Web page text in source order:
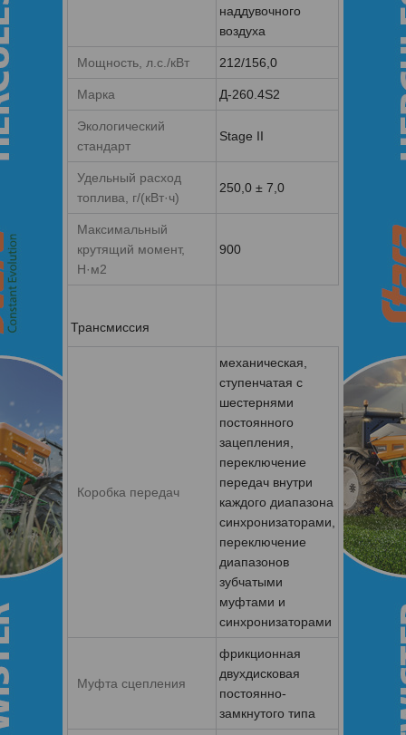
наддувочного
воздуха
Мощность, л.с./кВт 212/156,0
Марка Д-260.4S2
Экологический
стандарт
Stage II
Удельный расход
топлива, г/(кВт·ч)
250,0 ± 7,0
Максимальный
крутящий момент,
Н·м2
900
Трансмиссия
Коробка передач
механическая,
ступенчатая с
шестернями
постоянного
зацепления,
переключение
передач внутри
каждого диапазона
синхронизаторами,
переключение
диапазонов
зубчатыми
муфтами и
синхронизаторами
Муфта сцепления
фрикционная
двухдисковая
постоянно-
замкнутого типа